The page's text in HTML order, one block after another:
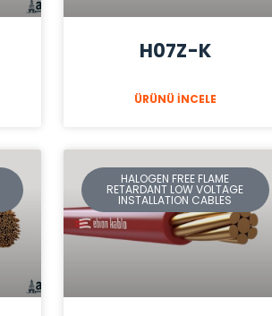
H07Z-K
ÜRÜNÜ İNCELE
HALOGEN FREE FLAME
RETARDANT LOW VOLTAGE
INSTALLATION CABLES